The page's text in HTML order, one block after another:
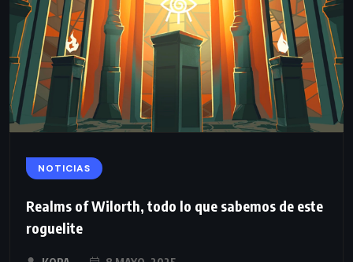
NOTICIAS
Realms of Wilorth, todo lo que sabemos de este
roguelite